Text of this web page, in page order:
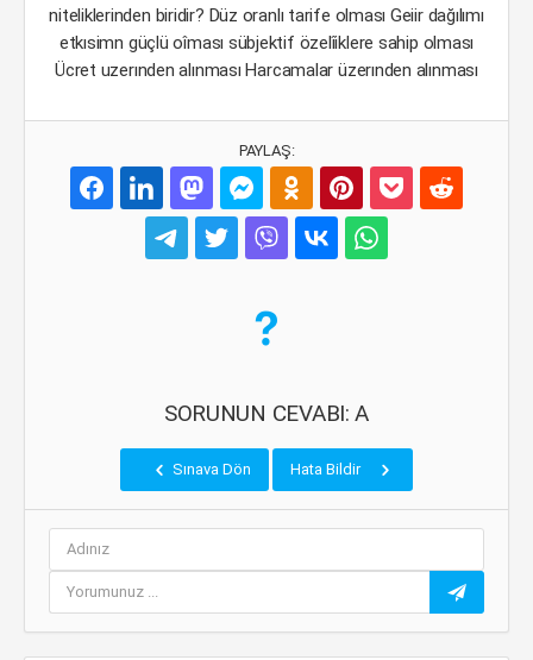
niteliklerinden biridir? Düz oranlı tarife olması Geiir dağılımı
etkısimn güçlü oîması sübjektif özelîiklere sahip olması
Ücret uzerınden alınması Harcamalar üzerınden alınması
PAYLAŞ:
SORUNUN CEVABI: A
Sınava Dön Hata Bildir